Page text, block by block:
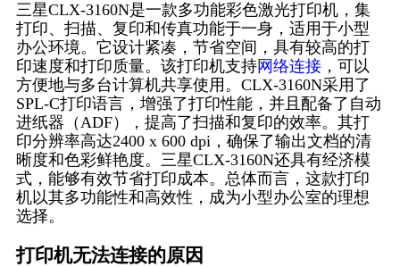
三星CLX-3160N是一款多功能彩色激光打印机，集
打印、扫描、复印和传真功能于一身，适用于小型
办公环境。它设计紧凑，节省空间，具有较高的打
印速度和打印质量。该打印机支持网络连接，可以
方便地与多台计算机共享使用。CLX-3160N采用了
SPL-C打印语言，增强了打印性能，并且配备了自动
进纸器（ADF），提高了扫描和复印的效率。其打
印分辨率高达2400 x 600 dpi，确保了输出文档的清
晰度和色彩鲜艳度。三星CLX-3160N还具有经济模
式，能够有效节省打印成本。总体而言，这款打印
机以其多功能性和高效性，成为小型办公室的理想
选择。
打印机无法连接的原因